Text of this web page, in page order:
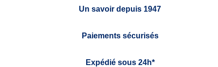
Un savoir depuis 1947
Paiements sécurisés
Expédié sous 24h*